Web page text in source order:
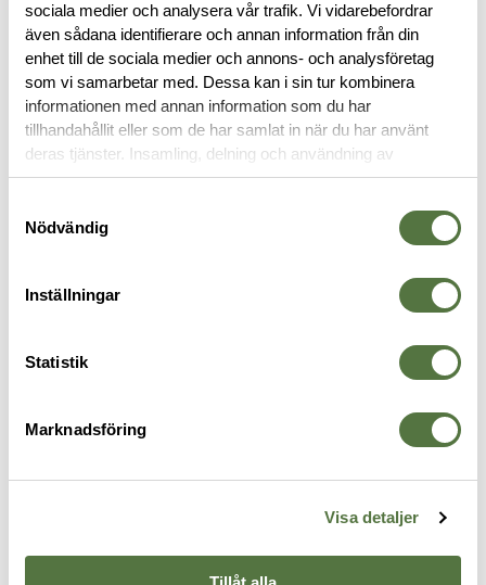
sociala medier och analysera vår trafik. Vi vidarebefordrar
även sådana identifierare och annan information från din
enhet till de sociala medier och annons- och analysföretag
som vi samarbetar med. Dessa kan i sin tur kombinera
informationen med annan information som du har
tillhandahållit eller som de har samlat in när du har använt
deras tjänster. Insamling, delning och användning av
personuppgifter kan användas för personalisering av
Nödvändig
Inställningar
Statistik
Marknadsföring
Visa detaljer
OM VARUMÄRKET
VAPENVÅRD
VELOCITY SYSTEMS
BCT - Suppressor Cleaning Kit
w/ 16OZ Suppressor Cleaner